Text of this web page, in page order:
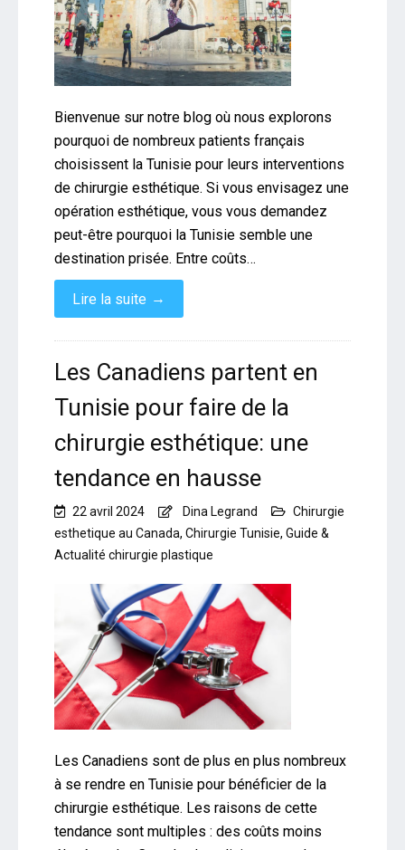
Bienvenue sur notre blog où nous explorons
pourquoi de nombreux patients français
choisissent la Tunisie pour leurs interventions
de chirurgie esthétique. Si vous envisagez une
opération esthétique, vous vous demandez
peut-être pourquoi la Tunisie semble une
destination prisée. Entre coûts…
Lire la suite →
Les Canadiens partent en
Tunisie pour faire de la
chirurgie esthétique: une
tendance en hausse
22 avril 2024 Dina Legrand
Chirurgie
esthetique au Canada, Chirurgie Tunisie, Guide &
Actualité chirurgie plastique
Les Canadiens sont de plus en plus nombreux
à se rendre en Tunisie pour bénéficier de la
chirurgie esthétique. Les raisons de cette
tendance sont multiples : des coûts moins